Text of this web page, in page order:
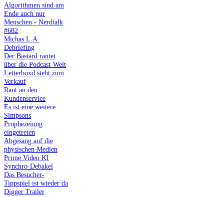
Algorithmen sind am
Ende auch nur
Menschen - Nerdtalk
#682
Michas L.A.
Debriefing
Der Bastard rantet
über die Podcast-Welt
Letterboxd steht zum
Verkauf
Rant an den
Kundenservice
Es ist eine weitere
Simpsons
Prophezeiung
eingetreten
Abgesang auf die
physischen Medien
Prime Video KI
Synchro-Debakel
Das Besucher-
Tippspiel ist wieder da
Digger Trailer